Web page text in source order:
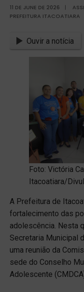
11 DE JUNE DE 2026 |
PREFEITURA ITACOATIARA
Ouvir a notícia
Foto: Victória
Itacoatiara/
A Prefeitura de
fortalecimento das
adolescência. Nesta
Secretaria Municipal
uma reunião da
sede do Conselho
Adolescente